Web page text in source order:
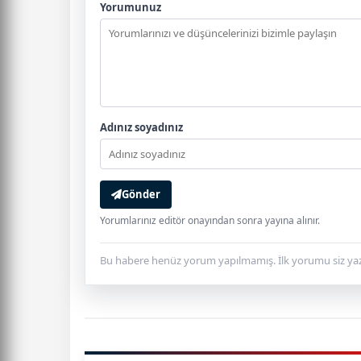
Yorumunuz
Adınız soyadınız
Gönder
Yorumlarınız editör onayından sonra yayına alınır.
Bu habere henüz yorum yapılmamış. İlk yorumu siz